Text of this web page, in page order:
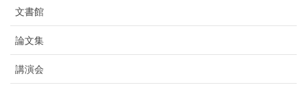
文書館
論文集
講演会